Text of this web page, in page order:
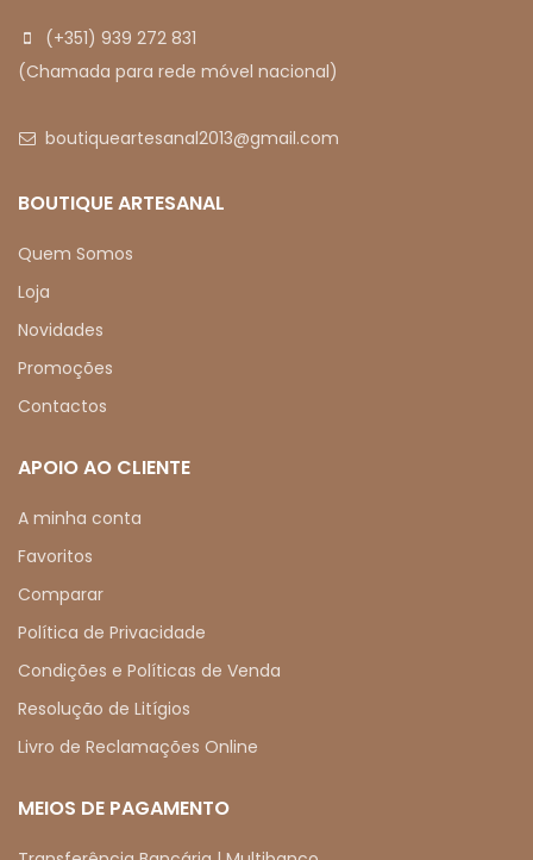
(+351) 939 272 831
(Chamada para rede móvel nacional)
boutiqueartesanal2013@gmail.com
BOUTIQUE ARTESANAL
Quem Somos
Loja
Novidades
Promoções
Contactos
APOIO AO CLIENTE
A minha conta
Favoritos
Comparar
Política de Privacidade
Condições e Políticas de Venda
Resolução de Litígios
Livro de Reclamações Online
MEIOS DE PAGAMENTO